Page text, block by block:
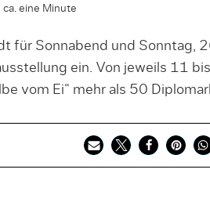
ca. eine Minute
für Sonnabend und Sonntag,
ein. Von jeweils 11
vom Ei“ mehr als 50